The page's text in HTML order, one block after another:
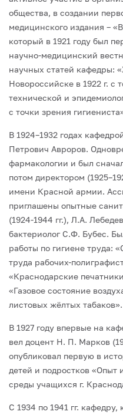
общества, в создании
медицинского издания –
который в 1921 году был
научно-медицинский
научных статей кафедры:
Новороссийске в 1922 г. с
технической и
с точки зрения
В 1924–1932 годах
Петрович Авроров.
фармакологии и был
потом директором
имени Красной армии.
приглашены опытные
(1924-1944 гг.), Л.А.
бактериолог С.Ф. Бубес.
работы по гигиене труда:
труда рабочих-
«Краснодарские
«Газовое состояние
листовых жёлтых табаков».
В 1927 году впервые на
вел доцент Н. П. Марков
опубликовал первую в
детей и подростков «Опыт
среды учащихся г.
С 1934 по 1941 гг. кафедру,